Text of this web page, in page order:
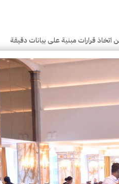
اتخاذ قرارات مبنية على بيانات دقيقة